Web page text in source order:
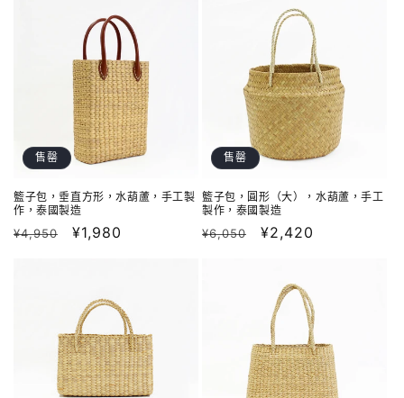
售罄
籃子包，垂直方形，水葫蘆，手工製
作，泰國製造
定
¥4,950
售
¥1,980
售罄
籃子包，圓形（大），水葫蘆，手工
製作，泰國製造
定
¥6,050
售
¥2,420